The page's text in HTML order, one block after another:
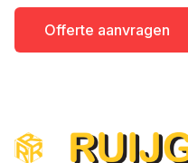
Offerte aanvragen